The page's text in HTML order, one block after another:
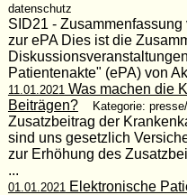
datenschutz
SID21 -
zur ePA Dies ist die
Patientenakte" (ePA) von
11.01.2021 Was machen die
Beiträgen?
Kategorie:
Zusatzbeitrag der
sind uns gesetzlich
zur Erhöhung des
...
01.01.2021 Elektronische